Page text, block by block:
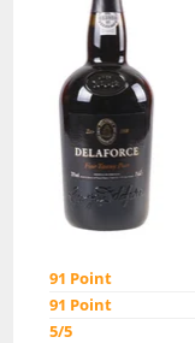
91 Point
91 Point
5/5